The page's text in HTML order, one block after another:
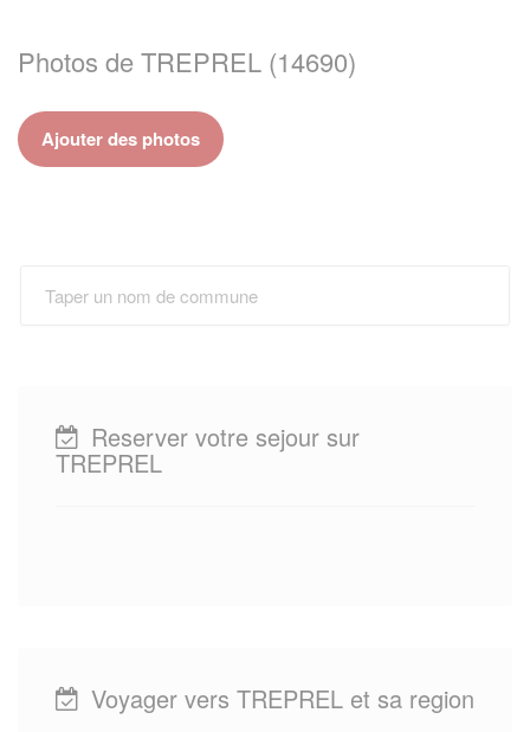
Photos de TREPREL (14690)
Ajouter des photos
Reserver votre sejour sur
TREPREL
Voyager vers TREPREL et sa region